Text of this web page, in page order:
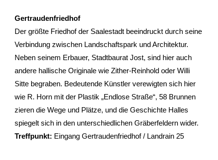
Gertraudenfriedhof
Der größte Friedhof der Saalestadt beeindruckt durch seine
Verbindung zwischen Landschaftspark und Architektur.
Neben seinem Erbauer, Stadtbaurat Jost, sind hier auch
andere hallische Originale wie Zither-Reinhold oder Willi
Sitte begraben. Bedeutende Künstler verewigten sich hier
wie R. Horn mit der Plastik „Endlose Straße“, 58 Brunnen
zieren die Wege und Plätze, und die Geschichte Halles
spiegelt sich in den unterschiedlichen Gräberfeldern wider.
Treffpunkt: Eingang Gertraudenfriedhof / Landrain 25